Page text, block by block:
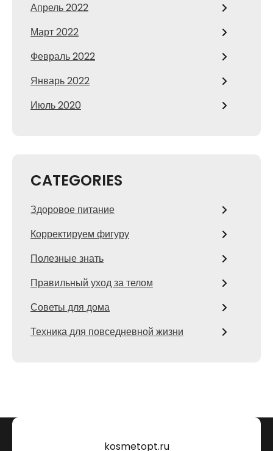
Апрель 2022
Март 2022
Февраль 2022
Январь 2022
Июль 2020
CATEGORIES
Здоровое питание
Корректируем фигуру
Полезные знать
Правильный уход за телом
Советы для дома
Техника для повседневной жизни
kosmetopt.ru